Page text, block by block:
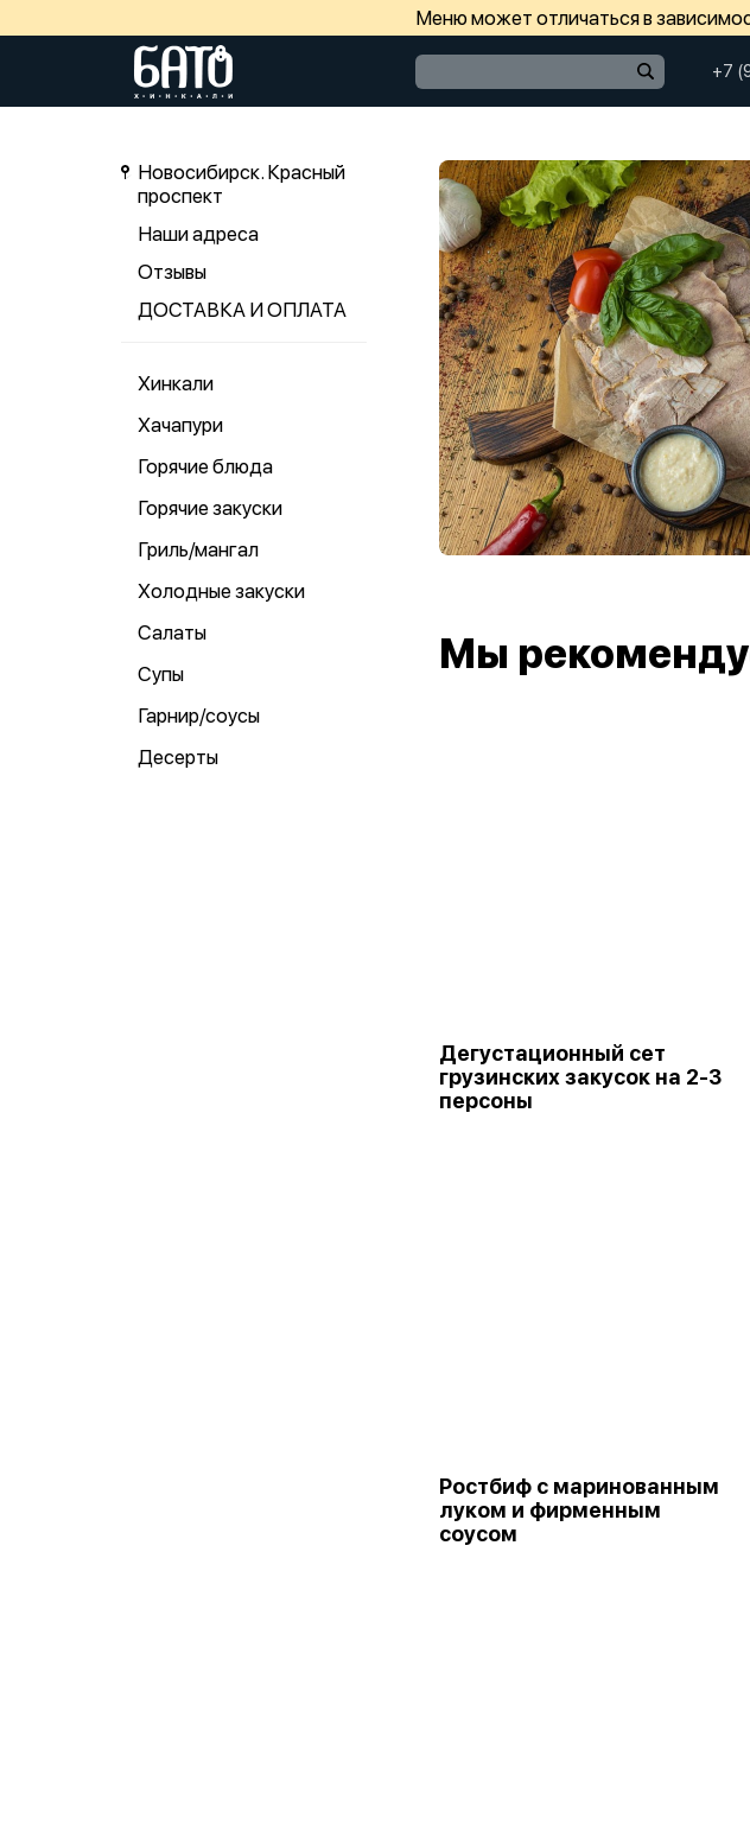
Меню может отличаться в
+7
Новосибирск. Красный
проспект
Наши адреса
Отзывы
ДОСТАВКА И ОПЛАТА
Хинкали
Хачапури
Горячие блюда
Горячие закуски
Гриль/мангал
Холодные закуски
Салаты
Супы
Гарнир/соусы
Десерты
Мы
Дегустационный сет
грузинских закусок на 2-3
персоны
Ростбиф с маринованным
луком и фирменным
соусом